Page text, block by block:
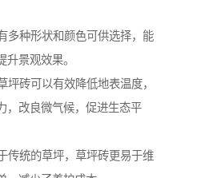
多种形状和颜色可供选择，能
景观效果。
砖可以有效降低地表温度，
，改良微气候，促进生态平
传统的草坪，草坪砖更易于维